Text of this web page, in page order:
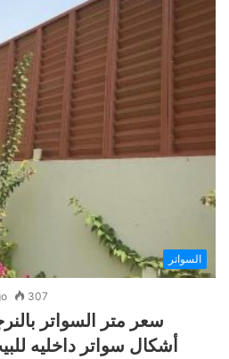
السواتر
307
سعر متر السواتر
أشكال سواتر داخليه